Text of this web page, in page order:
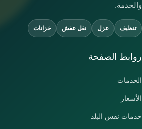
والخدمة.
تنظيف عزل نقل عفش خزانات
روابط الصفحة
الخدمات
الأسعار
خدمات نفس البلد